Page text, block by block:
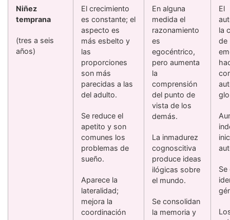
Niñez
temprana
(tres a seis
años)
El crecimiento
es constante; el
aspecto es
más esbelto y
las
proporciones
son más
parecidas a las
del adulto.
Se reduce el
apetito y son
comunes los
problemas de
sueño.
Aparece la
lateralidad;
mejora la
coordinación
En alguna
medida el
razonamiento
es
egocéntrico,
pero aumenta
la
comprensión
del punto de
vista de los
demás.
La inmadurez
cognoscitiva
produce ideas
ilógicas sobre
el mundo.
Se consolidan
la memoria y
El
la
de
Se